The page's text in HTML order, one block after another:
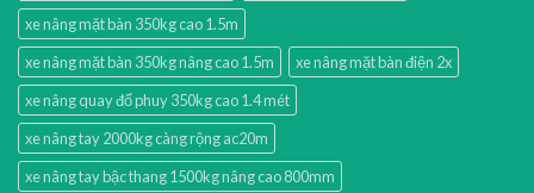
xe nâng mặt bàn 350kg cao 1.5m
xe nâng mặt bàn 350kg nâng cao 1.5m
xe nâng mặt bàn điện 2x
xe nâng quay đổ phuy 350kg cao 1.4 mét
xe nâng tay 2000kg càng rộng ac20m
xe nâng tay bậc thang 1500kg nâng cao 800mm